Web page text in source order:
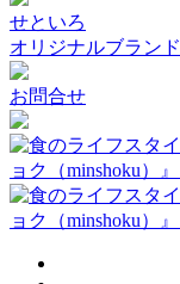
せといろ
オリジナルブランド
お問合せ